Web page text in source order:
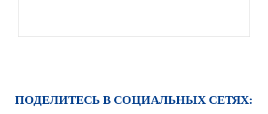
ПОДЕЛИТЕСЬ В СОЦИАЛЬНЫХ СЕТЯХ: